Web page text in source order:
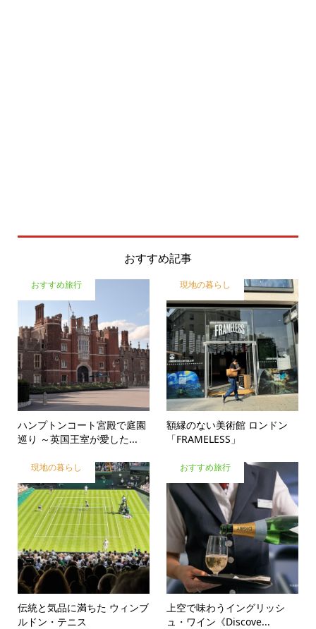
おすすめ記事
おすすめ旅行
ハンプトンコート宮殿で庭園
巡り ～英国王室が愛した...
現地の暮らし
額縁のない美術館 ロンドン
「FRAMELESS」
現地の暮らし
伝統と気品に満ちた ウィンブ
ルドン・テニス
おすすめ旅行
上空で味わうイングリッシ
ュ・ワイン《Discove...